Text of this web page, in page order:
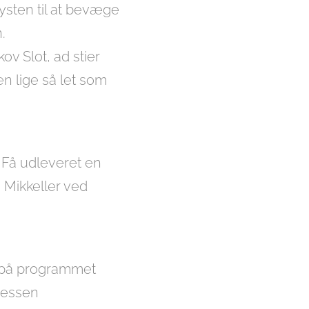
til at bevæge
Slot, ad stier
lige så let som
udleveret en
ved
programmet